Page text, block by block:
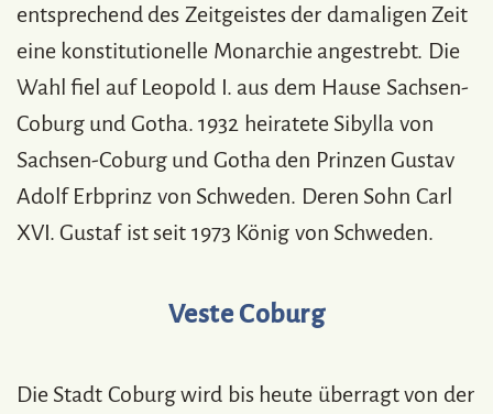
entsprechend des Zeitgeistes der damaligen Zeit
eine konstitutionelle Monarchie angestrebt. Die
Wahl fiel auf Leopold I. aus dem Hause Sachsen-
Coburg und Gotha. 1932 heiratete Sibylla von
Sachsen-Coburg und Gotha den Prinzen Gustav
Adolf Erbprinz von Schweden. Deren Sohn Carl
XVI. Gustaf ist seit 1973 König von Schweden.
Veste Coburg
Die Stadt Coburg wird bis heute überragt von der